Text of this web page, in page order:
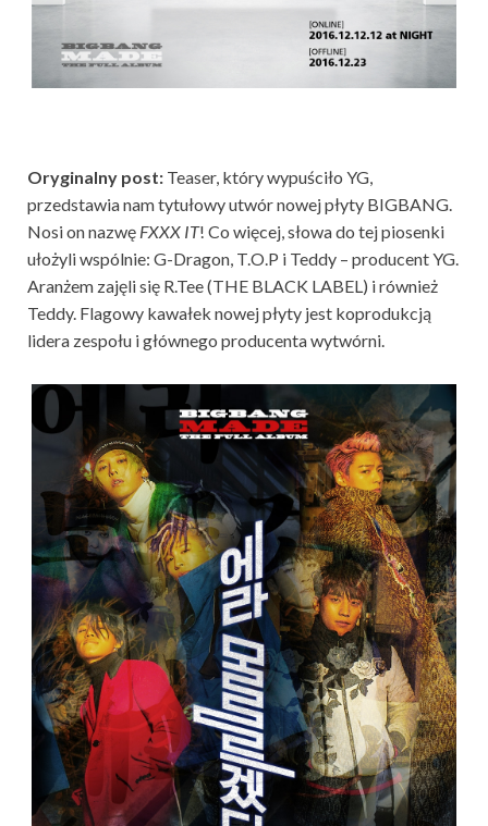
Oryginalny post: Teaser, który wypuściło YG,
przedstawia nam tytułowy utwór nowej płyty BIGBANG.
Nosi on nazwę FXXX IT! Co więcej, słowa do tej piosenki
ułożyli wspólnie: G-Dragon, T.O.P i Teddy – producent YG.
Aranżem zajęli się R.Tee (THE BLACK LABEL) i również
Teddy. Flagowy kawałek nowej płyty jest koprodukcją
lidera zespołu i głównego producenta wytwórni.